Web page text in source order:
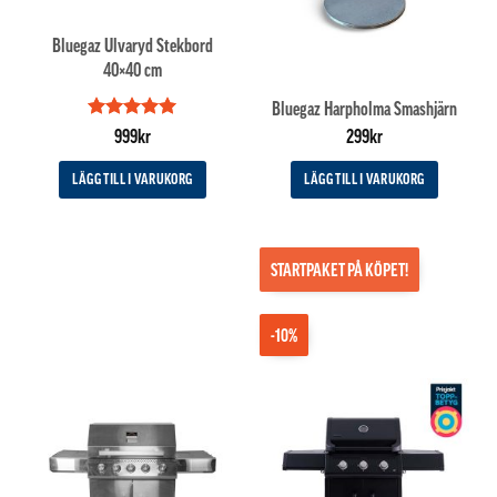
Bluegaz Ulvaryd Stekbord
40×40 cm
Betygsatt
999kr
LÄGG TILL I VARUKORG
Bluegaz Harpholma Smashjärn
299kr
LÄGG TILL I VARUKORG
-10%
STARTPAKET PÅ KÖPET!